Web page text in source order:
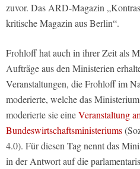
zuvor. Das ARD-Magazin
kritische Magazin aus Berlin“.
Frohloff hat auch in ihrer Zeit als
Aufträge aus den Ministerien
Veranstaltungen, die Frohloff im
moderierte, welche das
moderierte sie eineVeranstaltung
Bundeswirtschaftsministeriums
4.0). Für diesen Tag nennt das
in der Antwort auf die